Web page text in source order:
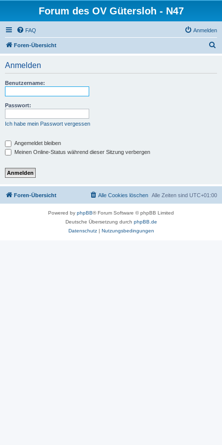
Forum des OV Gütersloh - N47
FAQ Anmelden
Foren-Übersicht
Anmelden
Benutzername:
Passwort:
Ich habe mein Passwort vergessen
Angemeldet bleiben
Meinen Online-Status während dieser Sitzung verbergen
Foren-Übersicht Alle Zeiten sind UTC+01:00
Alle Cookies löschen
Powered by phpBB® Forum Software © phpBB Limited
Deutsche Übersetzung durch phpBB.de
Datenschutz| Nutzungsbedingungen